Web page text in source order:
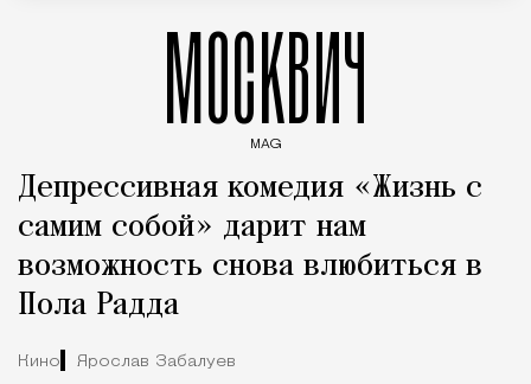
МОСКВИЧ
MAG
Депрессивная комедия «Жизнь с
самим собой» дарит нам
возможность снова влюбиться в
Пола Радда
Кино Ярослав Забалуев